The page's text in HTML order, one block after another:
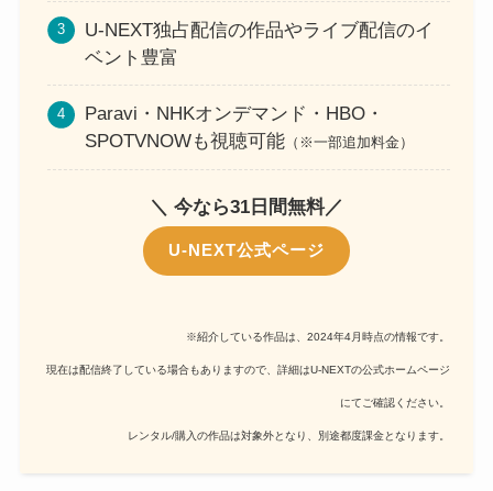
U-NEXT独占配信の作品やライブ配信のイ
ベント豊富
Paravi・NHKオンデマンド・HBO・
SPOTVNOWも視聴可能 （※一部追加料金）
＼ 今なら31日間無料／
U-NEXT公式ページ
※紹介している作品は、2024年4月時点の情報です。
現在は配信終了している場合もありますので、詳細はU-NEXTの公式ホームページ
にてご確認ください。
レンタル/購入の作品は対象外となり、別途都度課金となります。